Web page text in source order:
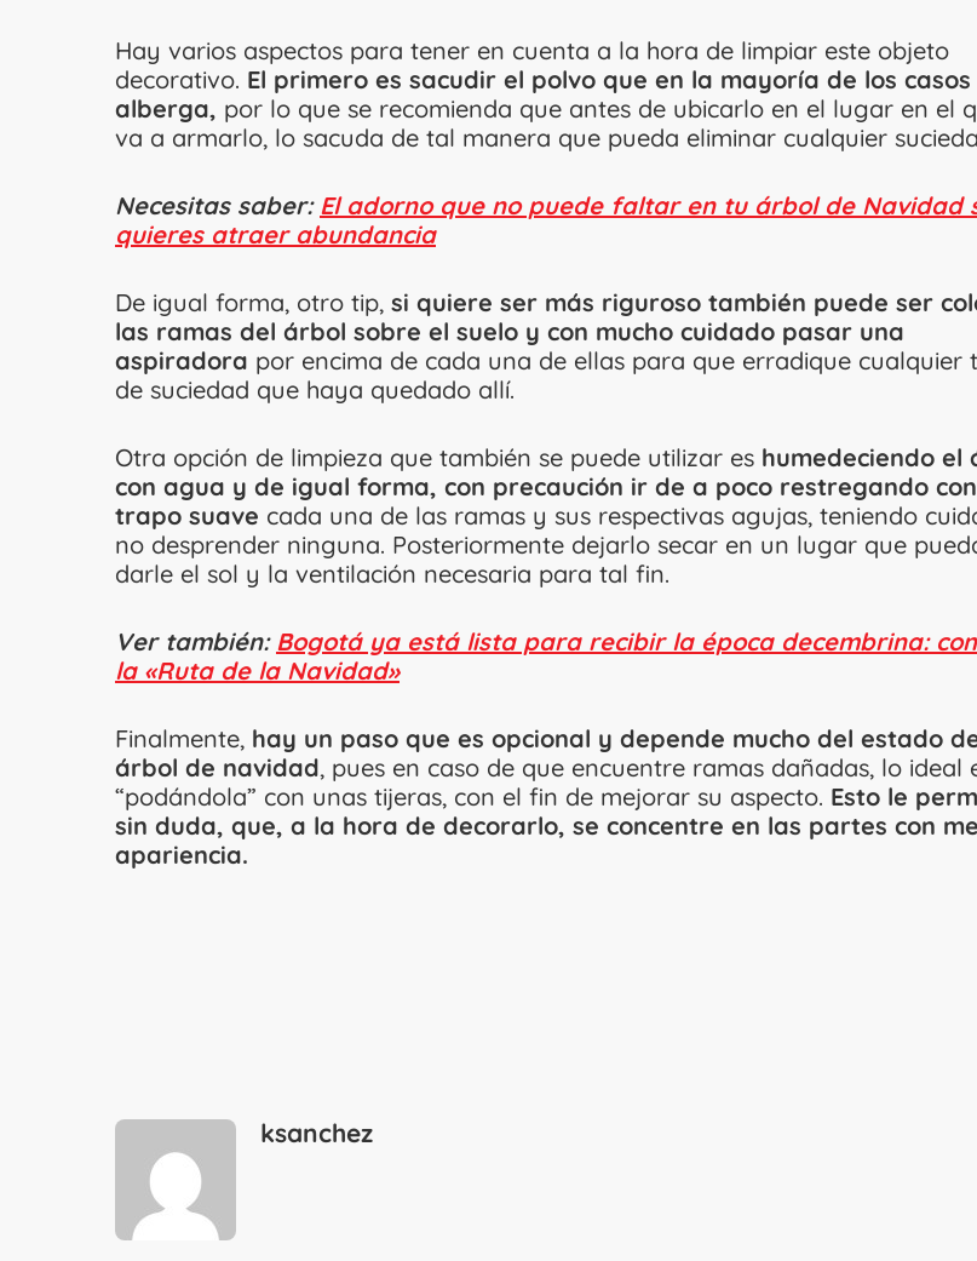
Hay varios aspectos para tener en cuenta a la hora de limpiar este objeto
decorativo. El primero es sacudir el polvo que en la mayoría de los casos
alberga, por lo que se recomienda que antes de ubicarlo en el lugar en el
va a armarlo, lo sacuda de tal manera que pueda eliminar cualquier
Necesitas saber: El adorno que no puede faltar en tu árbol de Navidad
quieres atraer abundancia
De igual forma, otro tip, si quiere ser más riguroso también puede ser
las ramas del árbol sobre el suelo y con mucho cuidado pasar una
aspiradora por encima de cada una de ellas para que erradique cualquier
de suciedad que haya quedado allí.
Otra opción de limpieza que también se puede utilizar es humedeciendo el
con agua y de igual forma, con precaución ir de a poco restregando
trapo suave cada una de las ramas y sus respectivas agujas, teniendo
no desprender ninguna. Posteriormente dejarlo secar en un lugar que
darle el sol y la ventilación necesaria para tal fin.
Ver también: Bogotá ya está lista para recibir la época decembrina:
la «Ruta de la Navidad»
Finalmente, hay un paso que es opcional y depende mucho del estado
árbol de navidad, pues en caso de que encuentre ramas dañadas, lo ideal
“podándola” con unas tijeras, con el fin de mejorar su aspecto. Esto le
sin duda, que, a la hora de decorarlo, se concentre en las partes con
apariencia.
ksanchez